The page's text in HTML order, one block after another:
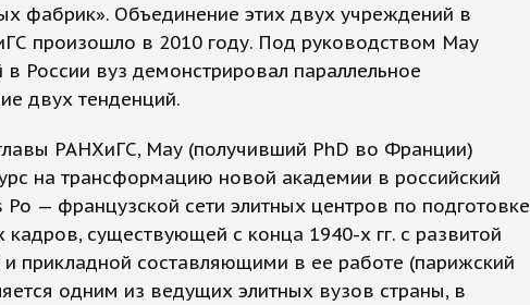
фабрик». Объединение этих двух учреждений в
произошло в 2010 году. Под руководством Мау
России вуз демонстрировал параллельное
двух тенденций.
РАНХиГС, Мау (получивший PhD во Франции)
на трансформацию новой академии в российский
Po — французской сети элитных центров по подготовке
кадров, существующей с конца 1940-х гг. с развитой
прикладной составляющими в ее работе (парижский
одним из ведущих элитных вузов страны, в